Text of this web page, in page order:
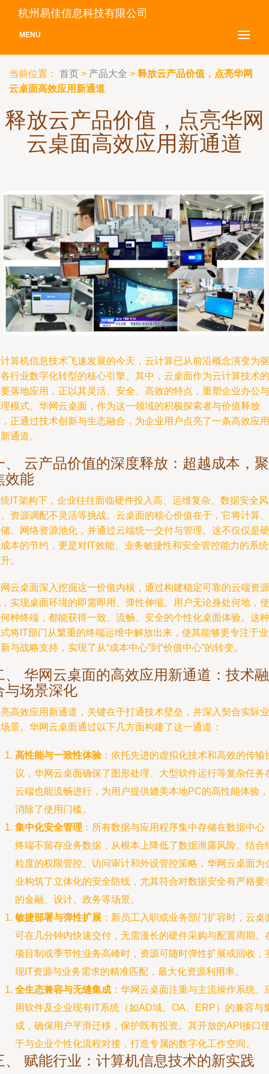
杭州易佳信息科技有限公司
MENU
当前位置： 首页 > 产品大全 > 释放云产品价值，点亮华网
云桌面高效应用新通道
释放云产品价值，点亮华网
云桌面高效应用新通道
算机信息技术飞速发展的今天，云计算已从前沿概念演变为驱
行业数字化转型的核心引擎。其中，云桌面作为云计算技术的
落地应用，正以其灵活、安全、高效的特点，重塑企业办公
模式。华网云桌面，作为这一领域的积极探索者与价值释放
正通过技术创新与生态融合，为企业用户点亮了一条高效应用
通道。
、 云产品价值的深度释放：超越成本，聚
效能
IT架构下，企业往往面临硬件投入高、运维复杂、数据安全
资源调配不灵活等挑战。云桌面的核心价值在于，它将计算、
、网络资源池化，并通过云端统一交付与管理。这不仅仅是硬
本的节约，更是对IT效能、业务敏捷性和安全管控能力的系
。
云桌面深入挖掘这一价值内核，通过构建稳定可靠的云端资源
实现桌面环境的即需即用、弹性伸缩。用户无论身处何地，使
种终端，都能获得一致、流畅、安全的个性化桌面体验。这种
将IT部门从繁重的终端运维中解放出来，使其能够更专注于
与战略支持，实现了从“成本中心”到“价值中心”的转变。
、 华网云桌面的高效应用新通道：技术融
与场景深化
高效应用新通道，关键在于打通技术壁垒，并深入契合实际业
景。华网云桌面通过以下几方面构建了这一通道：
高性能与一致性体验：依托先进的虚拟化技术和高效的传输
议，华网云桌面确保了图形处理、大型软件运行等复杂任务
云端也能流畅进行，为用户提供媲美本地PC的高性能体验，
消除了使用门槛。
集中化安全管理 ：所有数据与应用程序集中存储在数据中心
终端不留存业务数据，从根本上降低了数据泄露风险。结合
粒度的权限管控、访问审计和外设管控策略，华网云桌面为
业构筑了立体化的安全防线，尤其符合对数据安全有严格要
的金融、设计、政务等场景。
敏捷部署与弹性扩展 ：新员工入职或业务部门扩容时，云桌
可在几分钟内快速交付，无需漫长的硬件采购与配置周期。
项目制或季节性业务高峰时，资源可随时弹性扩展或回收，
现IT资源与业务需求的精准匹配，最大化资源利用率。
全生态兼容与无缝集成 ：华网云桌面注重与主流操作系统、
用软件及企业现有IT系统（如AD域、OA、ERP）的兼容与
成，确保用户平滑迁移，保护既有投资。其开放的API接口
于与企业个性化流程对接，打造专属的数字化工作空间。
、 赋能行业：计算机信息技术的新实践